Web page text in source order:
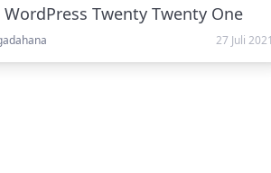
WordPress Twenty Twenty One
Editor Guttenberg
27 Juli 2021